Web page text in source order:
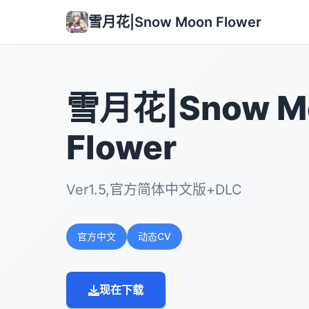
雪月花|Snow Moon Flower
雪月花|Snow
Flower
Ver1.5,官方简体中文版+DLC
官方中文 动态CV
现在下载